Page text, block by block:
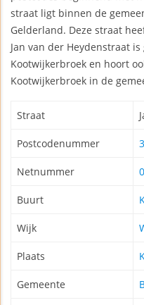
straat ligt binnen de
Gelderland. Deze straat
Jan van der Heydenstraat
Kootwijkerbroek en hoort
Kootwijkerbroek in de
Straat
Postcodenummer
Netnummer
Buurt
Wijk
Plaats
Gemeente